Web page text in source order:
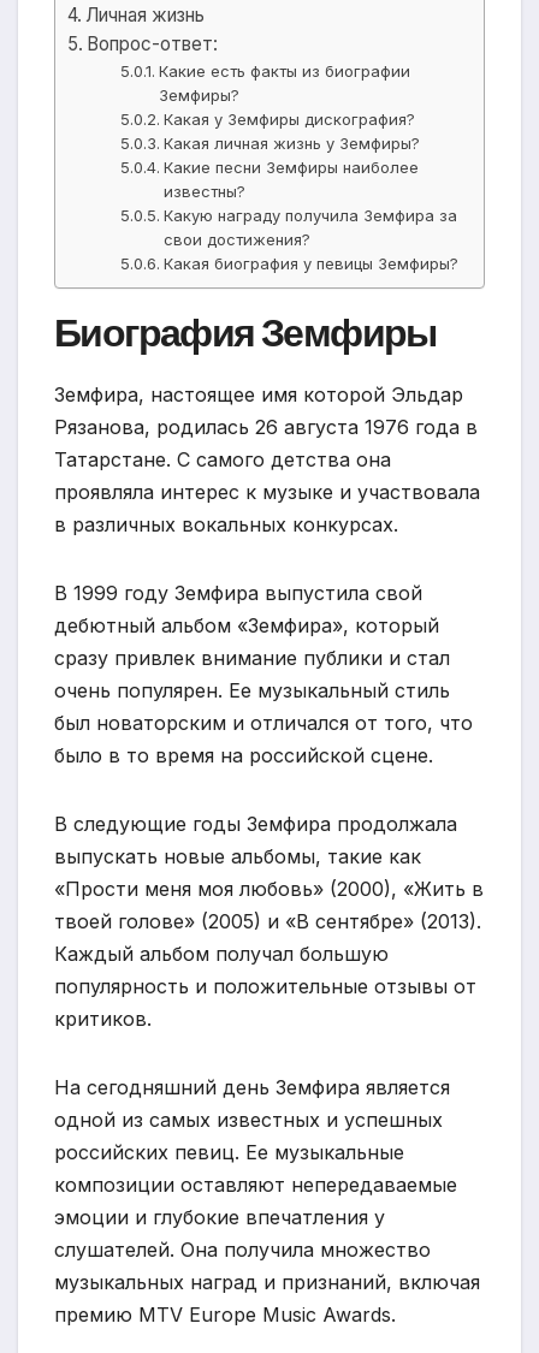
Личная жизнь
Вопрос-ответ:
Какие есть факты из биографии
Земфиры?
Какая у Земфиры дискография?
Какая личная жизнь у Земфиры?
Какие песни Земфиры наиболее
известны?
Какую награду получила Земфира за
свои достижения?
Какая биография у певицы Земфиры?
Биография Земфиры
Земфира, настоящее имя которой Эльдар
Рязанова, родилась 26 августа 1976 года в
Татарстане. С самого детства она
проявляла интерес к музыке и участвовала
в различных вокальных конкурсах.
В 1999 году Земфира выпустила свой
дебютный альбом «Земфира», который
сразу привлек внимание публики и стал
очень популярен. Ее музыкальный стиль
был новаторским и отличался от того, что
было в то время на российской сцене.
В следующие годы Земфира продолжала
выпускать новые альбомы, такие как
«Прости меня моя любовь» (2000), «Жить в
твоей голове» (2005) и «В сентябре» (2013).
Каждый альбом получал большую
популярность и положительные отзывы от
критиков.
На сегодняшний день Земфира является
одной из самых известных и успешных
российских певиц. Ее музыкальные
композиции оставляют непередаваемые
эмоции и глубокие впечатления у
слушателей. Она получила множество
музыкальных наград и признаний, включая
премию MTV Europe Music Awards.